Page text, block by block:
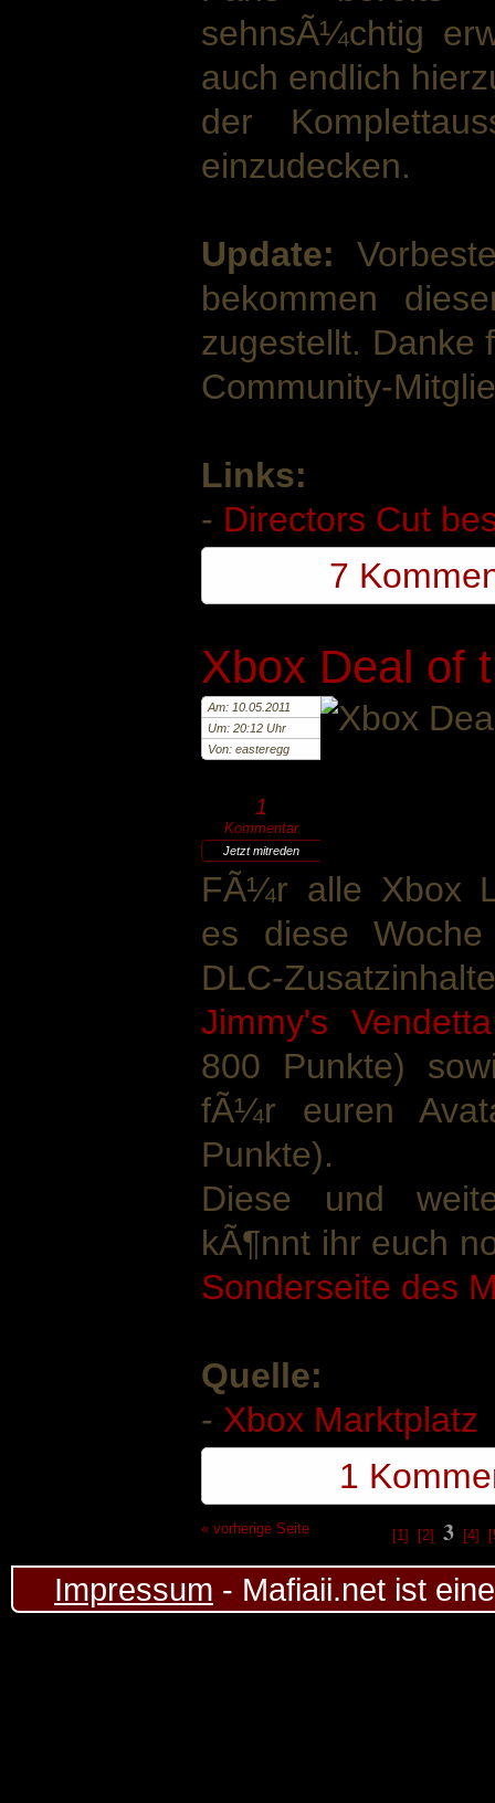
sehnsÃ¼chtig
auch endlich
der
einzudecken.
Update:
bekommen
zugestellt. Danke
Community-
Links:
- Directors Cut
7
Xbox Deal of
Am: 10.05.2011
Um: 20:12 Uhr
Von: easteregg
1
Kommentar
Jetzt mitreden
FÃ¼r alle Xbox
es diese
DLC-
Jimmy's Vendetta
800 Punkte)
fÃ¼r euren
Punkte).
Diese und
kÃ¶nnt ihr euch
Sonderseite des
Quelle:
- Xbox Marktplatz
1
« vorherige Seite [1] [2] 3 [4]
Impressum - Mafiaii.net ist